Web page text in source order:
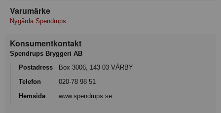
Varumärke
Nygårda Spendrups
Konsumentkontakt
Spendrups Bryggeri AB
Postadress
Box 3006, 143 03 VÅRBY
Telefon
020-78 98 51
Hemsida
www.spendrups.se